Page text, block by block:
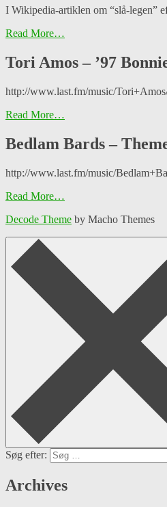
I Wikipedia-artiklen om “slå-legen”
Read More…
Tori Amos – ’97
http://www.last.fm/music/
Read More…
Bedlam Bards –
http://www.last.fm/music/
Read More…
Decode Theme by Macho Themes
Søg efter:
Archives